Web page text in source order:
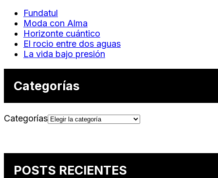
Fundatul
Moda con Alma
Horizonte cuántico
El rocio entre dos aguas
La vida bajo presión
Categorías
Categorías
POSTS RECIENTES